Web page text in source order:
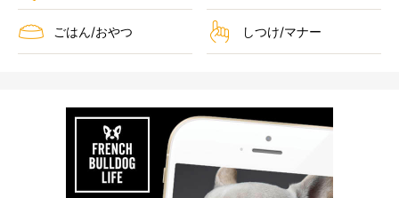
ごはん/おやつ しつけ/マナー